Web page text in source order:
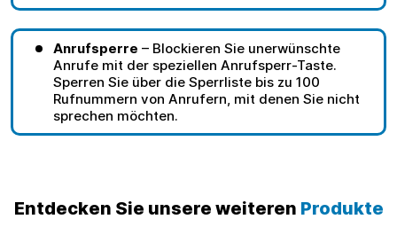
Anrufsperre – Blockieren Sie unerwünschte
Anrufe mit der speziellen Anrufsperr-Taste.
Sperren Sie über die Sperrliste bis zu 100
Rufnummern von Anrufern, mit denen Sie nicht
sprechen möchten.
Entdecken Sie unsere weiteren Produkte